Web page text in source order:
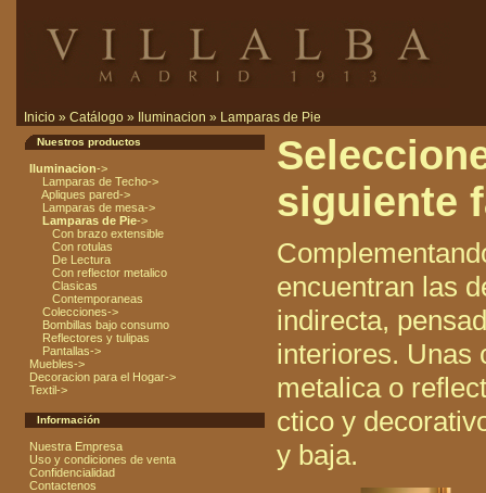
Inicio » Catálogo » Iluminacion » Lamparas de Pie
Nuestros productos
Iluminacion->
Lamparas de Techo->
Apliques pared->
Lamparas de mesa->
Lamparas de Pie->
Con brazo extensible
Con rotulas
De Lectura
Con reflector metalico
Clasicas
Contemporaneas
Colecciones->
Bombillas bajo consumo
Reflectores y tulipas
Pantallas->
Muebles->
Decoracion para el Hogar->
Textil->
Información
Nuestra Empresa
Uso y condiciones de venta
Confidencialidad
Contactenos
siguiente
encuentran las
indirecta,
interiores. Unas
metalica o
ctico y
y baja.